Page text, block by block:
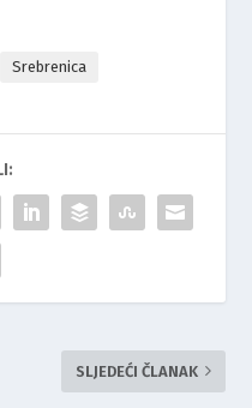
Srebrenica
SLJEDEĆI ČLANAK